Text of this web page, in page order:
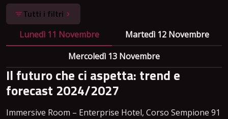
Tutti i filtri
Lunedì 11 Novembre
Martedì 12 Novembre
Mercoledì 13 Novembre
Il futuro che ci aspetta: trend e
forecast 2024/2027
Immersive Room – Enterprise Hotel, Corso Sempione 91